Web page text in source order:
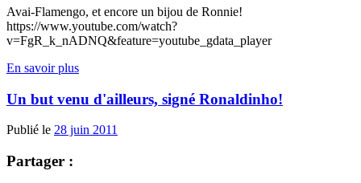
Avai-Flamengo, et encore un bijou de Ronnie!
https://www.youtube.com/watch?
v=FgR_k_nADNQ&feature=youtube_gdata_player
En savoir plus
Un but venu d'ailleurs, signé Ronaldinho!
Publié le 28 juin 2011
Partager :